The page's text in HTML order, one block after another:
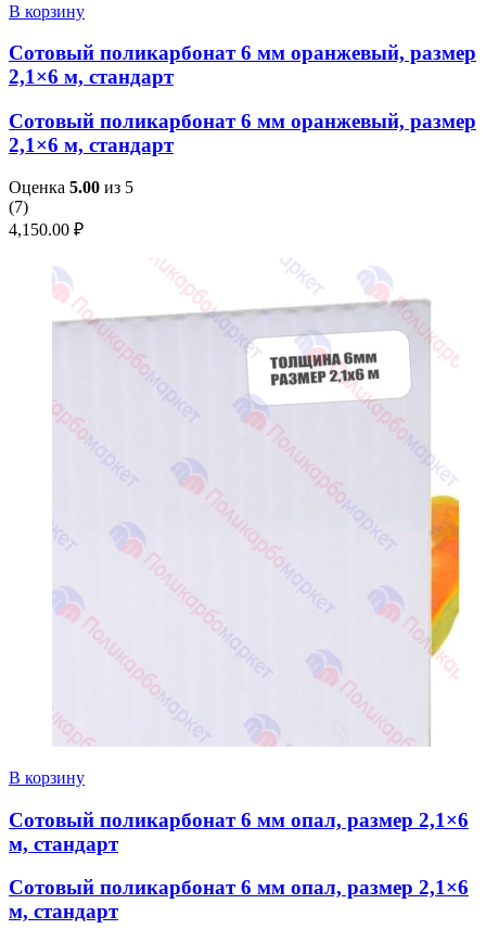
В корзину
Сотовый поликарбонат 6 мм оранжевый, размер
2,1×6 м, стандарт
Сотовый поликарбонат 6 мм оранжевый, размер
2,1×6 м, стандарт
Оценка 5.00 из 5
(7)
4,150.00 ₽
В корзину
Сотовый поликарбонат 6 мм опал, размер 2,1×6
м, стандарт
Сотовый поликарбонат 6 мм опал, размер 2,1×6
м, стандарт